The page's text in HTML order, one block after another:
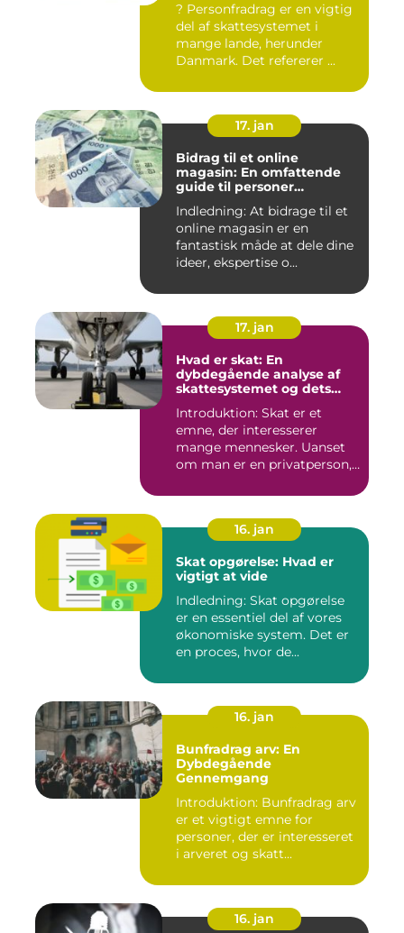
? Personfradrag er en vigtig
del af skattesystemet i
mange lande, herunder
Danmark. Det refererer ...
17. jan
Bidrag til et online
magasin: En omfattende
guide til personer
online publikationer
Indledning: At bidrage til et
online magasin er en
fantastisk måde at dele dine
ideer, ekspertise o...
17. jan
Hvad er skat: En
dybdegående analyse af
skattesystemet og dets
Introduktion: Skat er et
emne, der interesserer
mange mennesker. Uanset
om man er en privatperson,
16. jan
Skat opgørelse: Hvad er
vigtigt at vide
Indledning: Skat opgørelse
er en essentiel del af vores
økonomiske system. Det er
en proces, hvor de...
16. jan
Bunfradrag arv: En
Dybdegående
Gennemgang
Introduktion: Bunfradrag arv
er et vigtigt emne for
personer, der er interesseret
i arveret og skatt...
16. jan